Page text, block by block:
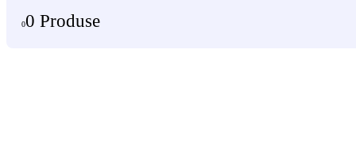
00 Produse